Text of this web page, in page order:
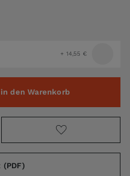
+ 14,55 €
in den Warenkorb
(PDF)